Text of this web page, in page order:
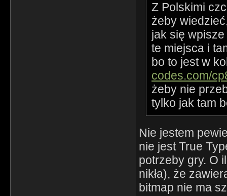
Z Polskimi
żeby
jak się
te miejsca i
bo to jest w
codes.com/
żeby nie
tylko jak tam
Nie jestem
nie jest True
potrzeby gry. O
nikła), że
bitmap nie ma